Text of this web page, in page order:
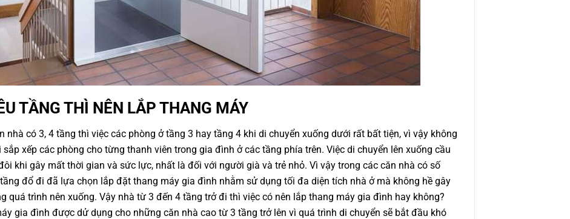
TẦNG THÌ NÊN LẮP THANG MÁY
nhà có 3, 4 tầng thì việc các phòng ở tầng 3 hay tầng 4 khi di chuyển xuống dưới rất bất tiện, vì vậy không
xếp các phòng cho từng thanh viên trong gia đình ở các tầng phía trên. Việc di chuyển lên xuống cầu
khi gây mất thời gian và sức lực, nhất là đối với người già và trẻ nhỏ. Vì vậy trong các căn nhà có số
đổ đi đã lựa chọn lắp đặt thang máy gia đình nhằm sử dụng tối đa diện tích nhà ở mà không hề gây
quá trình nên xuống. Vậy nhà từ 3 đến 4 tầng trở đi thì việc có nên lắp thang máy gia đình hay không?
gia đình được dử dụng cho những căn nhà cao từ 3 tầng trở lên vì quá trình di chuyển sẽ bắt đầu khó